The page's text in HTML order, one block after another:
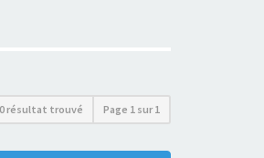
0 résultat trouvé Page 1 sur1